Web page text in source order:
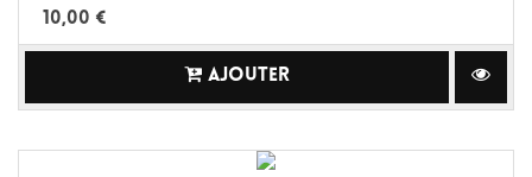
10,00 €
AJOUTER